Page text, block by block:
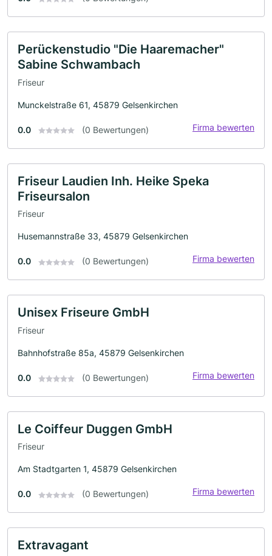
Perückenstudio "Die Haaremacher"
Sabine Schwambach
Friseur
Munckelstraße 61, 45879 Gelsenkirchen
0.0 (0 Bewertungen) Firma bewerten
Friseur Laudien Inh. Heike Speka
Friseursalon
Friseur
Husemannstraße 33, 45879 Gelsenkirchen
0.0 (0 Bewertungen) Firma bewerten
Unisex Friseure GmbH
Friseur
Bahnhofstraße 85a, 45879 Gelsenkirchen
0.0 (0 Bewertungen) Firma bewerten
Le Coiffeur Duggen GmbH
Friseur
Am Stadtgarten 1, 45879 Gelsenkirchen
0.0 (0 Bewertungen) Firma bewerten
Extravagant